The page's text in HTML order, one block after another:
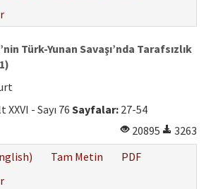
Türk-Yunan Savaşı’nda Tarafsızlık
- Sayı 76 Sayfalar: 27-54
20895
3263
Tam Metin
PDF